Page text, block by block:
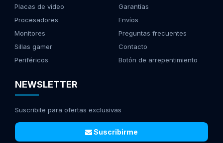
Placas de video
Procesadores
Monitores
Sillas gamer
Periféricos
Garantías
Envíos
Preguntas frecuentes
Contacto
Botón de arrepentimiento
NEWSLETTER
Suscribite para ofertas exclusivas
Suscribirme